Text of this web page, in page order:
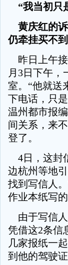
“我当初只
黄庆红的诉
仍牵挂买不
昨日上午接
月3日下午
室。“他就送
下电话，只
温州都市报
间关系，来
登了。
4日，这封
边杭州等地
找到写信人
作业本纸写
由于写信人
凭借这2条信
几家报纸一
到他的驾驶